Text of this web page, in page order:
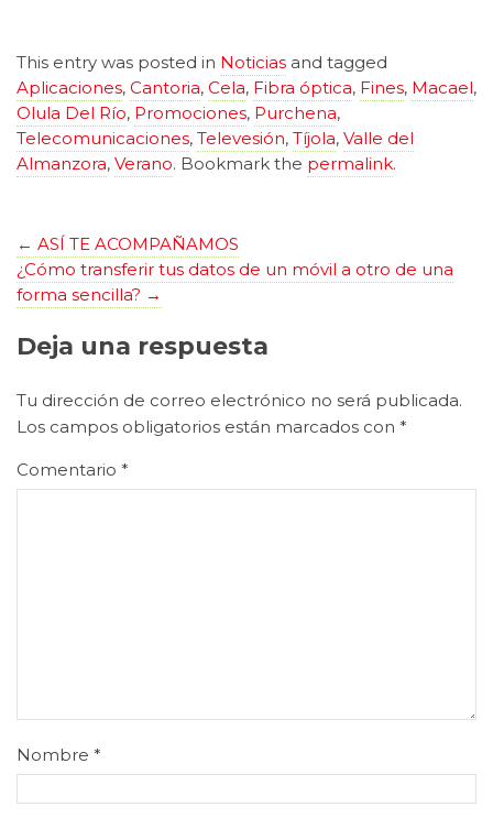
This entry was posted in Noticias and tagged
Aplicaciones, Cantoria, Cela, Fibra óptica, Fines, Macael,
Olula Del Río, Promociones, Purchena,
Telecomunicaciones, Televesión, Tíjola, Valle del
Almanzora, Verano. Bookmark the permalink.
← ASÍ TE ACOMPAÑAMOS
¿Cómo transferir tus datos de un móvil a otro de una
forma sencilla? →
Deja una respuesta
Tu dirección de correo electrónico no será publicada.
Los campos obligatorios están marcados con *
Comentario *
Nombre *